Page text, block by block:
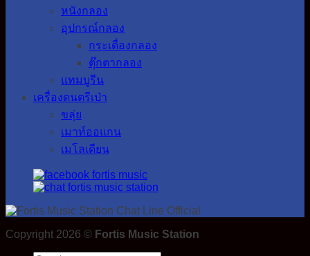
หนังกลอง
อุปกรณ์กลอง
กระเดื่องกลอง
ตุ๊กตากลอง
แทมบูรีน
เครื่องดนตรีเป่า
ขลุ่ย
เมาท์ออแกน
เมโลเดียน
Copyright 2026 © Fortis Music Station